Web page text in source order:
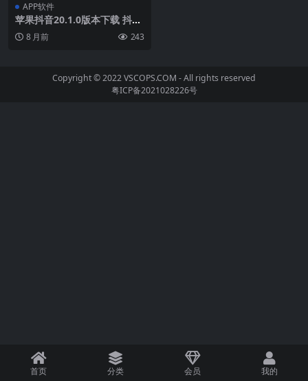
APP软件
苹果抖音20.1.0版本下载 抖音
20.1.0老旧历史版本ipa安装包
2022抖音版本官方下载
8 月前 243
Copyright © 2022VSCOPS.COM - All rights reserved
粤ICP备2021028226号
首页 分类 会员 我的